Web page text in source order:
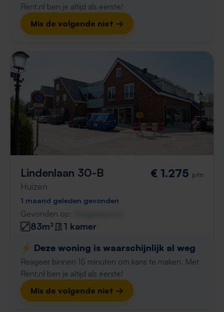
Rent.nl ben je altijd als eerste!
Mis de volgende niet →
Lindenlaan 30-B
Huizen
€ 1.275 p/m
1 maand geleden gevonden
Gevonden op:
83m²
1 kamer
⚡️ Deze woning is waarschijnlijk al weg
Reageer binnen 15 minuten om kans te maken. Met
Rent.nl ben je altijd als eerste!
Mis de volgende niet →